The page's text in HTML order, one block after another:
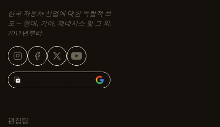
한국 자동차 산업에 대한 독립적 보
도 — 현대, 기아, 제네시스 및 그 외.
2011년부터.
Korean Car Blog 추가 →
편집팀